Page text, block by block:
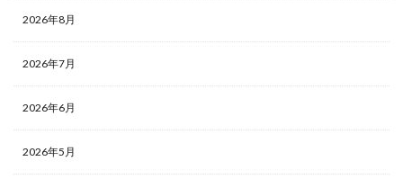
2026年8月
2026年7月
2026年6月
2026年5月